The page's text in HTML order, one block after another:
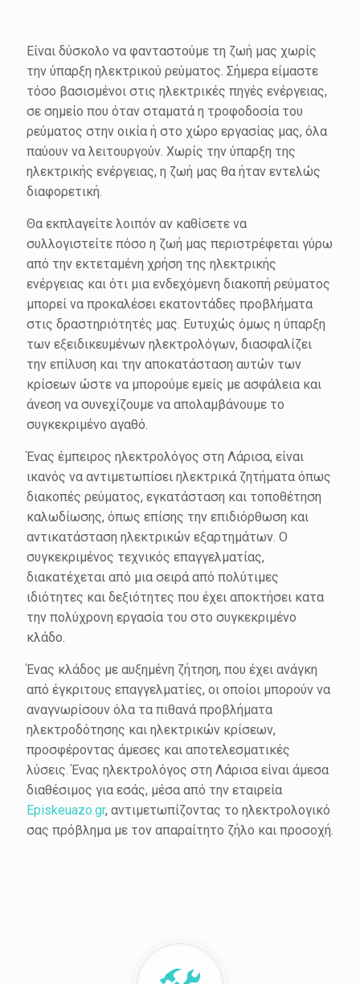
Είναι δύσκολο να φανταστούμε τη ζωή μας χωρίς
την ύπαρξη ηλεκτρικού ρεύματος. Σήμερα είμαστε
τόσο βασισμένοι στις ηλεκτρικές πηγές ενέργειας,
σε σημείο που όταν σταματά η τροφοδοσία του
ρεύματος στην οικία ή στο χώρο εργασίας μας, όλα
παύουν να λειτουργούν. Χωρίς την ύπαρξη της
ηλεκτρικής ενέργειας, η ζωή μας θα ήταν εντελώς
διαφορετική.
Θα εκπλαγείτε λοιπόν αν καθίσετε να
συλλογιστείτε πόσο η ζωή μας περιστρέφεται γύρω
από την εκτεταμένη χρήση της ηλεκτρικής
ενέργειας και ότι μια ενδεχόμενη διακοπή ρεύματος
μπορεί να προκαλέσει εκατοντάδες προβλήματα
στις δραστηριότητές μας. Ευτυχώς όμως η ύπαρξη
των εξειδικευμένων ηλεκτρολόγων, διασφαλίζει
την επίλυση και την αποκατάσταση αυτών των
κρίσεων ώστε να μπορούμε εμείς με ασφάλεια και
άνεση να συνεχίζουμε να απολαμβάνουμε το
συγκεκριμένο αγαθό.
Ένας έμπειρος ηλεκτρολόγος στη Λάρισα, είναι
ικανός να αντιμετωπίσει ηλεκτρικά ζητήματα όπως
διακοπές ρεύματος, εγκατάσταση και τοποθέτηση
καλωδίωσης, όπως επίσης την επιδιόρθωση και
αντικατάσταση ηλεκτρικών εξαρτημάτων. Ο
συγκεκριμένος τεχνικός επαγγελματίας,
διακατέχεται από μια σειρά από πολύτιμες
ιδιότητες και δεξιότητες που έχει αποκτήσει κατα
την πολύχρονη εργασία του στο συγκεκριμένο
κλάδο.
Ένας κλάδος με αυξημένη ζήτηση, που έχει ανάγκη
από έγκριτους επαγγελματίες, οι οποίοι μπορούν να
αναγνωρίσουν όλα τα πιθανά προβλήματα
ηλεκτροδότησης και ηλεκτρικών κρίσεων,
προσφέροντας άμεσες και αποτελεσματικές
λύσεις. Ένας ηλεκτρολόγος στη Λάρισα είναι άμεσα
διαθέσιμος για εσάς, μέσα από την εταιρεία
Episkeuazo.gr, αντιμετωπίζοντας το ηλεκτρολογικό
σας πρόβλημα με τον απαραίτητο ζήλο και προσοχή.